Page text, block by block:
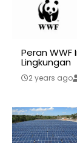
Peran
Lingkungan
2 years ago